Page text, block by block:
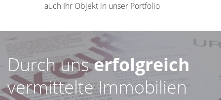
auch Ihr Objekt in unser Portfolio
Durch unserfolgreich
vermittelte Immobilien